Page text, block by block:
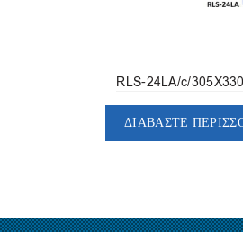
RLS-24LA/c/
ΔΙΑΒΆΣΤΕ